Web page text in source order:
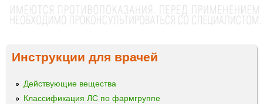
Инструкции для врачей
Действующие вещества
Классификация ЛС по фармгруппе